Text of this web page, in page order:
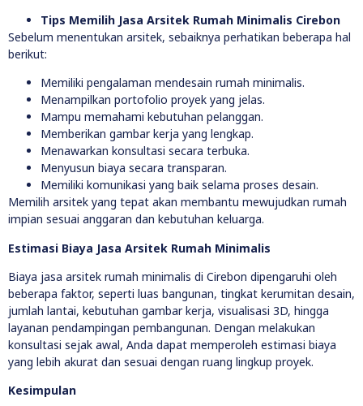
Tips Memilih Jasa Arsitek Rumah Minimalis Cirebon
Sebelum menentukan arsitek, sebaiknya perhatikan beberapa hal
berikut:
Memiliki pengalaman mendesain rumah minimalis.
Menampilkan portofolio proyek yang jelas.
Mampu memahami kebutuhan pelanggan.
Memberikan gambar kerja yang lengkap.
Menawarkan konsultasi secara terbuka.
Menyusun biaya secara transparan.
Memiliki komunikasi yang baik selama proses desain.
Memilih arsitek yang tepat akan membantu mewujudkan rumah
impian sesuai anggaran dan kebutuhan keluarga.
Estimasi Biaya Jasa Arsitek Rumah Minimalis
Biaya jasa arsitek rumah minimalis di Cirebon dipengaruhi oleh
beberapa faktor, seperti luas bangunan, tingkat kerumitan desain,
jumlah lantai, kebutuhan gambar kerja, visualisasi 3D, hingga
layanan pendampingan pembangunan. Dengan melakukan
konsultasi sejak awal, Anda dapat memperoleh estimasi biaya
yang lebih akurat dan sesuai dengan ruang lingkup proyek.
Kesimpulan